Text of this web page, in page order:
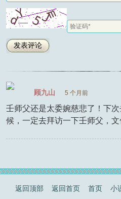
顾九山 5 个月前
壬师父还是太委婉慈悲了！下
候，一定去拜访一下壬师父，文
返回顶部 返回首页 首页 小